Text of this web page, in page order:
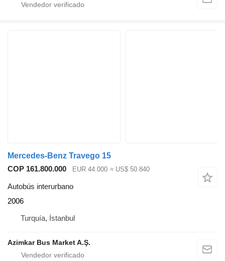
Mercedes-Benz Travego 15
COP 161.800.000
EUR 44.000 ≈ US$ 50.840
Autobús interurbano
2006
Turquía, İstanbul
Azimkar Bus Market A.Ş.